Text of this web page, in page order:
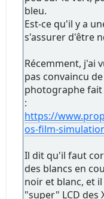
bleu.
Est-ce qu'il y a
s'assurer d'être
Récemment, j'ai
pas convaincu
photographe
:
https://
os-film-
Il dit qu'il faut
des blancs en
noir et blanc, et
"super" LCD des